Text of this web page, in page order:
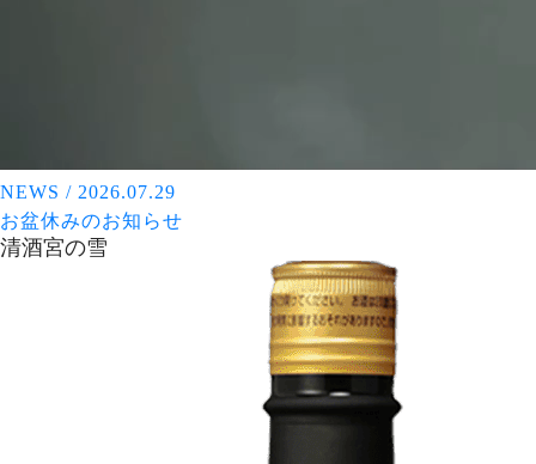
NEWS / 2026.07.29
お盆休みのお知らせ
清酒宮の雪